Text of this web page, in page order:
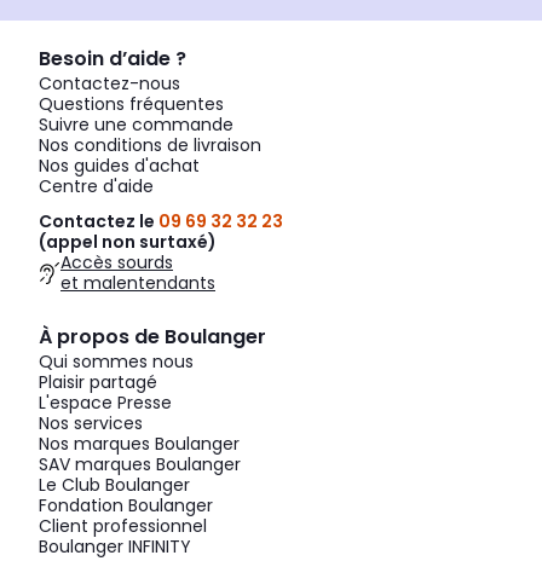
Besoin d’aide ?
Contactez-nous
Questions fréquentes
Suivre une commande
Nos conditions de livraison
Nos guides d'achat
Centre d'aide
Contactez le 09 69 32 32 23
(appel non surtaxé)
Accès sourds
et malentendants
À propos de Boulanger
Qui sommes nous
Plaisir partagé
L'espace Presse
Nos services
Nos marques Boulanger
SAV marques Boulanger
Le Club Boulanger
Fondation Boulanger
Client professionnel
Boulanger INFINITY